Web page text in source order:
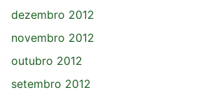
dezembro 2012
novembro 2012
outubro 2012
setembro 2012